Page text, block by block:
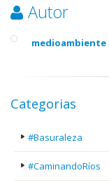
Autor
medioambiente
Categorias
#Basuraleza
#CaminandoRíos